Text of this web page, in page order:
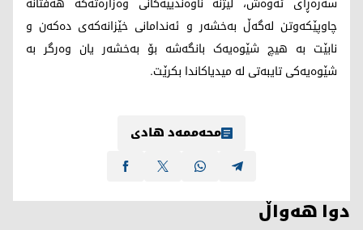
چاوپێکەوتن لەگەڵ بەخشەر و ئەندامانی خێزانەکەی دەکەن و
نابێت بە هیچ شێوەیەک بانگەشە بۆ بەخشەر یان وەرگر بە
شێوەیەکی تایبەتی لە میدیاکاندا بکرێت.
محەممەد هادی
دوا هەواڵ